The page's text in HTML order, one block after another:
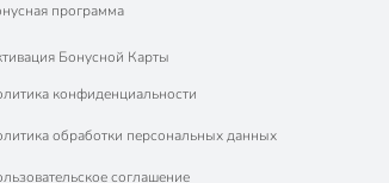
программа
Бонусной Карты
конфиденциальности
обработки персональных данных
соглашение